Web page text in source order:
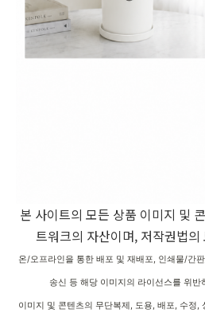
본 사이트의 모든 상품 이미지 및
트워크의 자산이며, 저작권법
온/오프라인을 통한 배포 및 재배포, 인쇄물/간
송신 등 해당 이미지의 라이선스를 위반
이미지 및 콘텐츠의 무단복제, 도용, 배포, 수정,